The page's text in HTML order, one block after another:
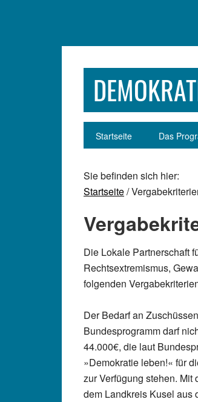
Startseite Das
Sie befinden sich hier:
Startseite/
Die Lokale Partnerschaft
Rechtsextremismus,
folgenden
Der Bedarf an
Bundesprogramm darf
44.000€, die laut
»Demokratie leben!« für
zur Verfügung stehen. Mit
dem Landkreis Kusel aus